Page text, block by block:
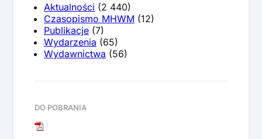
Aktualności (2 440)
Czasopismo MHWM (12)
Publikacje (7)
Wydarzenia (65)
Wydawnictwa (56)
DO POBRANIA